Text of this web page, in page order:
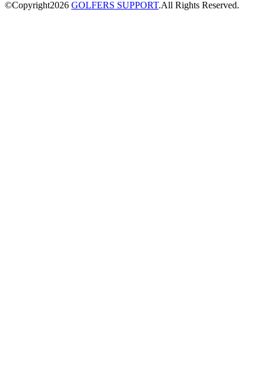
©Copyright2026 GOLFERS SUPPORT.All Rights Reserved.